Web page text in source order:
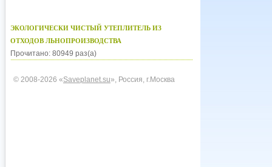
ЭКОЛОГИЧЕСКИ ЧИСТЫЙ УТЕПЛИТЕЛЬ ИЗ
ОТХОДОВ ЛЬНОПРОИЗВОДСТВА
Прочитано: 80949 раз(а)
© 2008-2026 «Saveplanet.su», Россия, г.Москва